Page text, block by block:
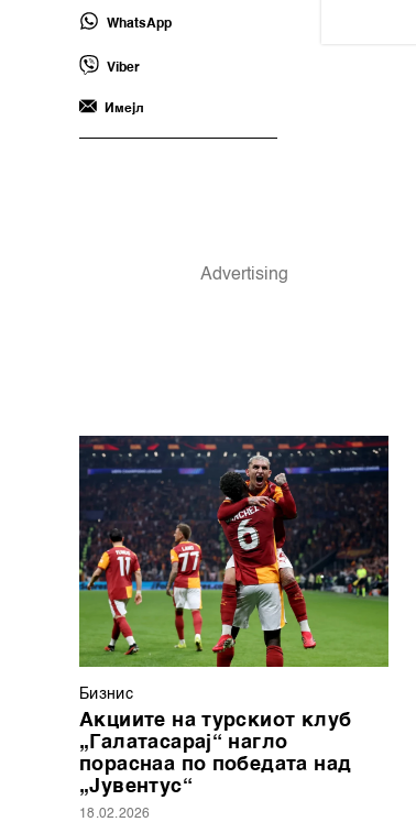
WhatsApp
Viber
Имејл
Бизнис
Акциите на турскиот клуб
„Галатасарај“ нагло
пораснаа по победата над
„Јувентус“
18.02.2026